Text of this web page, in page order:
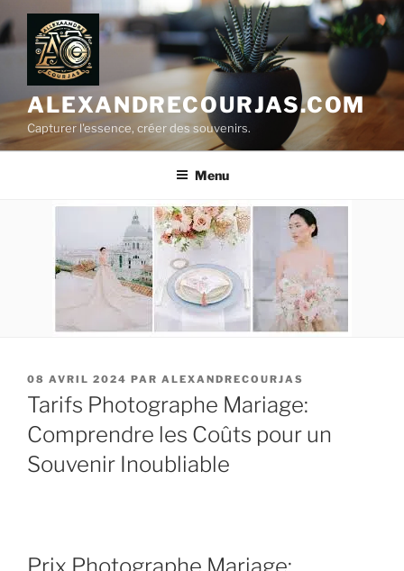
Aller
au
contenu
principal
ALEXANDRECOURJAS.COM
Capturer l'essence, créer des souvenirs.
Menu
PUBLIÉ
LE
08 AVRIL 2024 PAR ALEXANDRECOURJAS
Tarifs Photographe Mariage:
Comprendre les Coûts pour un
Souvenir Inoubliable